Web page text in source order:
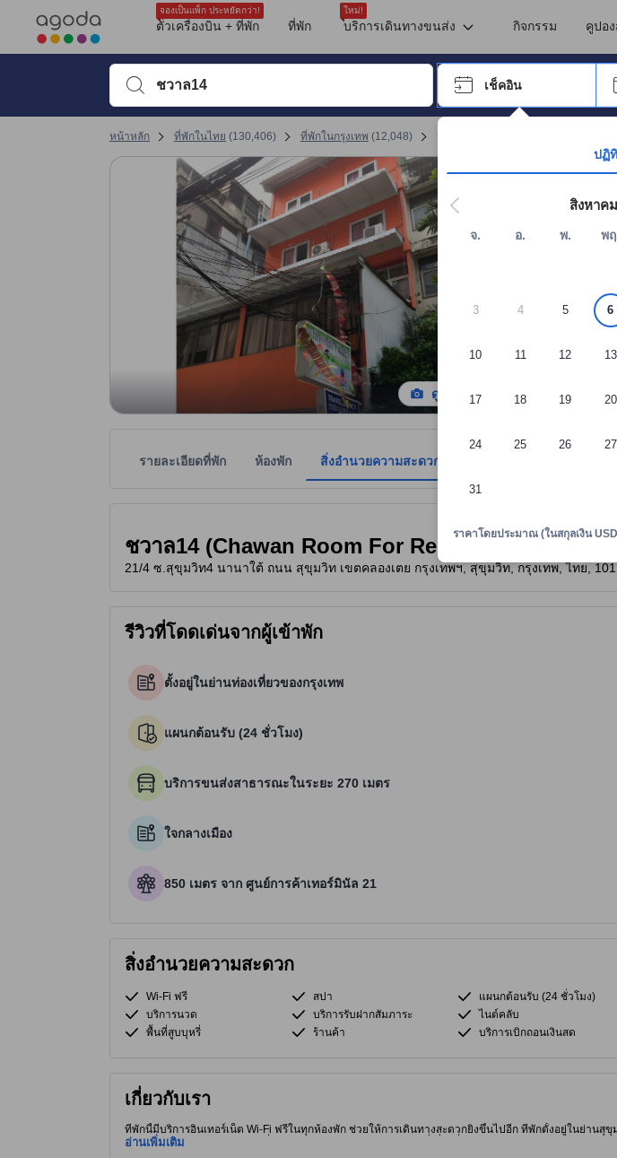
จองเป็นแพ็ก ประหยัดกว่า!
ตั๋วเครื่องบิน + ที่พัก ที่พัก
ใหม่!
บริการเดินทางขนส่ง กิจกรรม คูปอ
พิมพ์ชื่อที่พักหรือคำที่ต้องการค้นหา จากนั้นใช้ปุ่มลูกศรหรือปุ่ม Tab เพื่อเลื่อนหาคำที่ต้องการ แล้วกดปุ่
เช็คอิน
กด Enter เพื่อเลือกวันที่ ใช้ปุ่มลูกศร
ปฏิ
สิงหาค
จ. อ. พ. พ
3 4 5 6
10 11 12 13
17 18 19 20
24 25 26 27
31
ราคาโดยประมาณ (ในสกุลเงิน
หน้าหลัก ที่พักในไทย (130,406) ที่พักในกรุงเทพ (12,048)
ดูรูปทั้งหมด
รายละเอียดที่พัก ห้องพัก สิ่งอำนวยความสะดวก
ชวาล14 (Chawan Room For Rent Hotel)
21/4 ซ.สุขุมวิท4 นานาใต้ ถนน สุขุมวิท เขตคลองเตย กรุงเทพฯ, สุขุมวิท, กรุงเทพ, ไทย,
รีวิวที่โดดเด่นจากผู้เข้าพัก
ตั้งอยู่ในย่านท่องเที่ยวของกรุงเทพ
แผนกต้อนรับ (24 ชั่วโมง)
บริการขนส่งสาธารณะในระยะ 270 เมตร
ใจกลางเมือง
850 เมตร จาก ศูนย์การค้าเทอร์มินัล 21
สิ่งอำนวยความสะดวก
Wi-Fi ฟรี สปา แผนกต้อนรับ (24 ชั่วโมง)
บริการนวด
บริการรับฝากสัมภาระ ไนต์คลับ
พื้นที่สูบบุหรี่
ร้านค้า บริการเบิกถอนเงินสด
เกี่ยวกับเรา
ที่พักนี้มีบริการอินเทอร์เน็ต Wi-Fi ฟรีในทุกห้องพัก ช่วยให้การเดินทางสะดวกยิ่งขึ้นไปอีก ที่พักตั้งอยู่ในย่านสุ
สะดวกต่อการเดินทางไปสถานที่ต่างๆ ทริปยังไม่จบถ้าไม่ได้แวะไปที่เที่ยวชื่อดังอย่าง วัดพระเชตุพนวิมลมังค
อ่านเพิ่มเติม
รีวิวทั้งหมดของอโกด้ามาจากผู้เข้าพักจริง ซึ่งเขียนหลังจากการเดินทางไปเข้าพัก ดังนั้น คะแนนรีวิวและความคิดเ
ความสะอาด 6.8 เต็ม 10 คะแนน
สิ่งอำนวยความสะดวก 5.3 เต็ม 10 คะแนน
ความสะดวกสบายและคุณภาพของห้องพัก 4 เต็ม 10 คะแนน
การให้บริการของพนักงาน 7.6 เต็ม 10 คะแนน ถือว่าได้คะแนนสูงในกรุงเทพ
คุ้มค่ากับเงินที่จ่าย 6.4 เต็ม 10 คะแนน